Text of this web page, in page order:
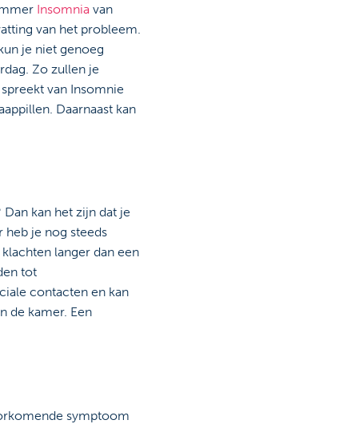
Insomnia van
van het probleem.
je niet genoeg
Zo zullen je
van Insomnie
Daarnaast kan
kan het zijn dat je
heb je nog steeds
langer dan een
tot
contacten en kan
de kamer. Een
symptoom